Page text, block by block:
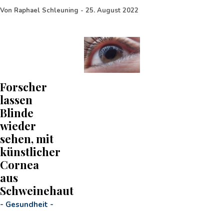
Von Raphael Schleuning - 25. August 2022
Forscher
lassen
Blinde
wieder
sehen, mit
künstlicher
Cornea
aus
Schweinehaut
- Gesundheit -